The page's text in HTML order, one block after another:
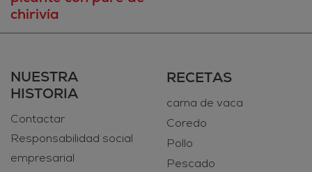
chirivía
NUESTRA
HISTORIA
Contactar
Responsabilidad social
empresarial
RECETAS
carna de vaca
Coredo
Pollo
Pescado